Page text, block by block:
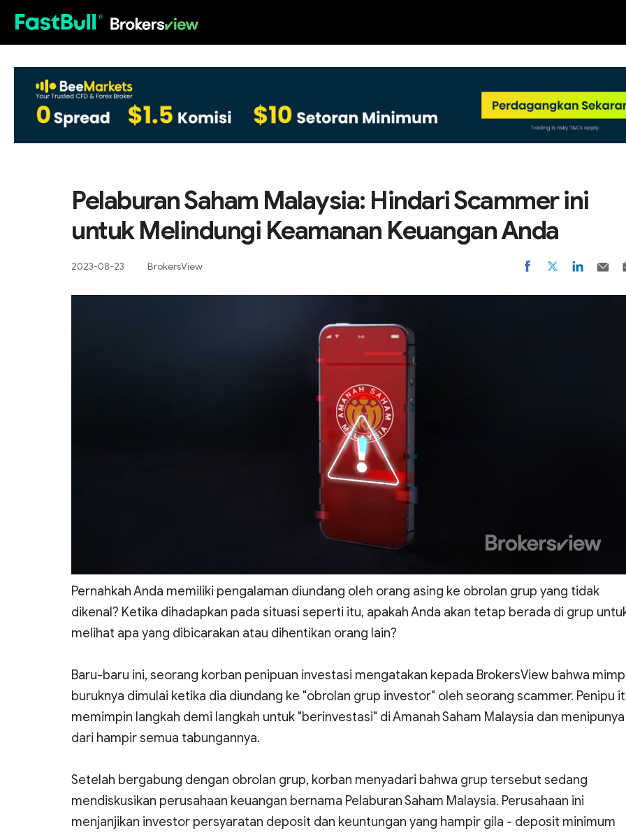
Pelaburan Saham Malaysia: Hindari Scammer ini
untuk Melindungi Keamanan Keuangan Anda
2023-08-23 BrokersView
Pernahkah Anda memiliki pengalaman diundang oleh orang asing ke obrolan grup yang tidak
dikenal? Ketika dihadapkan pada situasi seperti itu, apakah Anda akan tetap berada di grup
melihat apa yang dibicarakan atau dihentikan orang lain?
Baru-baru ini, seorang korban penipuan investasi mengatakan kepada BrokersView bahwa
buruknya dimulai ketika dia diundang ke "obrolan grup investor" oleh seorang scammer. Penipu
memimpin langkah demi langkah untuk "berinvestasi" di Amanah Saham Malaysia dan menipunya
dari hampir semua tabungannya.
Setelah bergabung dengan obrolan grup, korban menyadari bahwa grup tersebut sedang
mendiskusikan perusahaan keuangan bernama Pelaburan Saham Malaysia. Perusahaan ini
menjanjikan investor persyaratan deposit dan keuntungan yang hampir gila - deposit minimum